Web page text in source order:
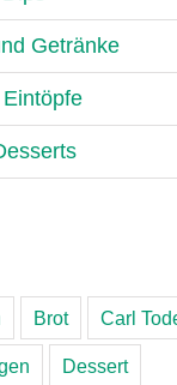
Getränke
Brot Carl
Dessert